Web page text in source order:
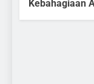
Kebahagiaan